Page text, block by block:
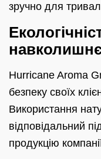
зручно для
Hurricane Aroma
безпеку своїх
Використання
відповідальний
продукцію